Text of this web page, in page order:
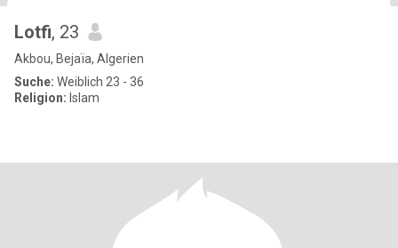
Lotfi, 23
Akbou, Bejaïa, Algerien
Suche: Weiblich 23 - 36
Religion: Islam